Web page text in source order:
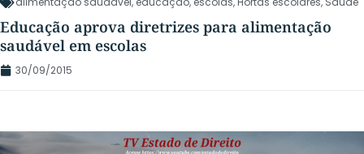
Educação aprova diretrizes para alimentação
saudável em escolas
30/09/2015